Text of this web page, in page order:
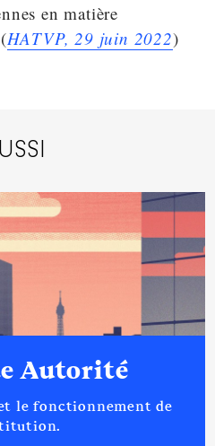
en matière
HATVP, 29 juin 2022)
Autorité
le fonctionnement de